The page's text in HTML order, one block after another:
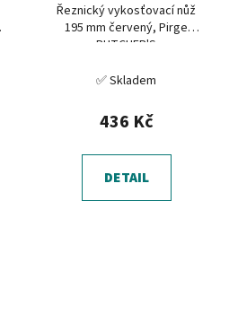
Řeznický vykosťovací nůž
195 mm červený, Pirge
BUTCHER'S
✅ Skladem
436 Kč
DETAIL